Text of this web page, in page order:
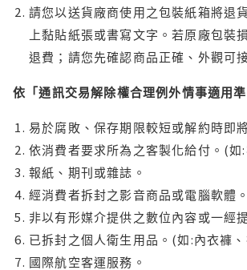
請您以送貨廠商使用之包裝紙箱將退
上黏貼紙張或書寫文字。若原廠包
退費；請您先確認商品正確、外觀可
依「通訊交易解除權合理例外情事適用
易於腐敗、保存期限較短或解約時即
依消費者要求所為之客製化給付。(如
報紙、期刊或雜誌。
經消費者拆封之影音商品或電腦軟體。
非以有形媒介提供之數位內容或一經
已拆封之個人衛生用品。(如:內衣褲
國際航空客運服務。